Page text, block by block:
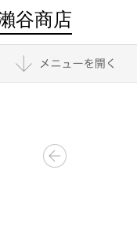
谷商店